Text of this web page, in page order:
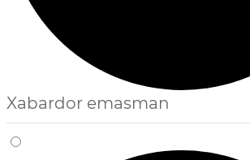
Xabardor emasman